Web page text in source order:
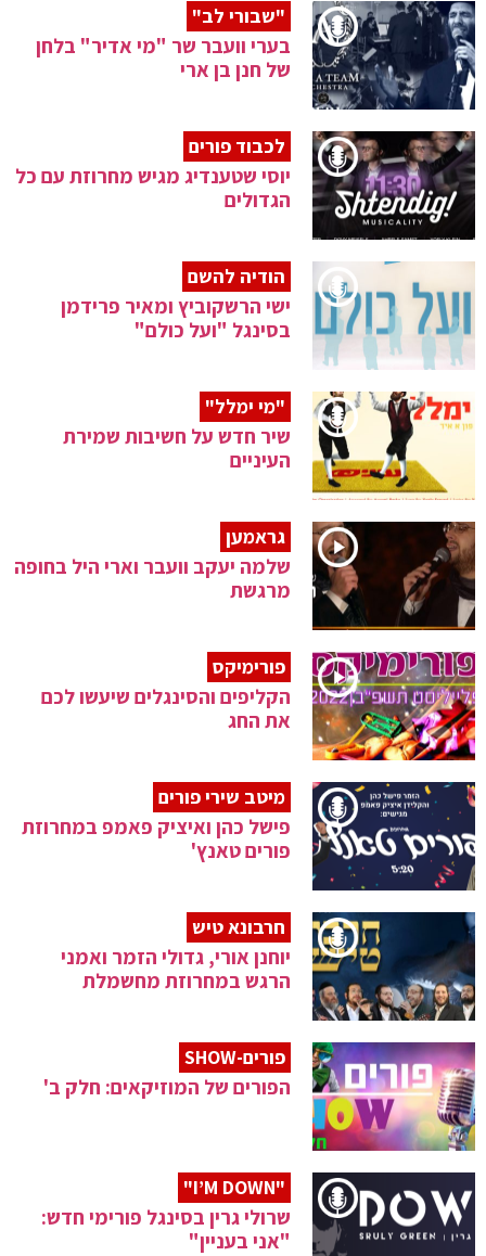
"שבורי לב"
בערי וועבר שר "מי אדיר" בלחן
של חנן בן ארי
לכבוד פורים
יוסי שטענדיג מגיש מחרוזת עם כל
הגדולים
הודיה להשם
ישי הרשקוביץ ומאיר פרידמן
בסינגל "ועל כולם"
"מי ימלל"
שיר חדש על חשיבות שמירת
העיניים
גראמען
שלמה יעקב וועבר וארי היל בחופה
מרגשת
פורימיקס
הקליפים והסינגלים שיעשו לכם
את החג
מיטב שירי פורים
פישל כהן ואיציק פאמפ במחרוזת
פורים טאנץ'
חרבונא טיש
יוחנן אורי, גדולי הזמר ואמני
הרגש במחרוזת מחשמלת
פורים-SHOW
הפורים של המוזיקאים: חלק ב'
"I’M DOWN"
שרולי גרין בסינגל פורימי חדש:
"אני בעניין"